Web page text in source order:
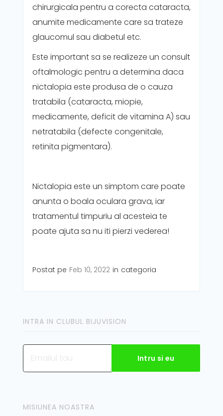
chirurgicala pentru a corecta cataracta,
anumite medicamente care sa trateze
glaucomul sau diabetul etc.
Este important sa se realizeze un consult
oftalmologic pentru a determina daca
nictalopia este produsa de o cauza
tratabila (cataracta, miopie,
medicamente, deficit de vitamina A) sau
netratabila (defecte congenitale,
retinita pigmentara).
Nictalopia este un simptom care poate
anunta o boala oculara grava, iar
tratamentul timpuriu al acesteia te
poate ajuta sa nu iti pierzi vederea!
Postat pe Feb 10, 2022 in categoria
INTRA IN CLUBUL BIJUVISION
MISIUNEA NOASTRA